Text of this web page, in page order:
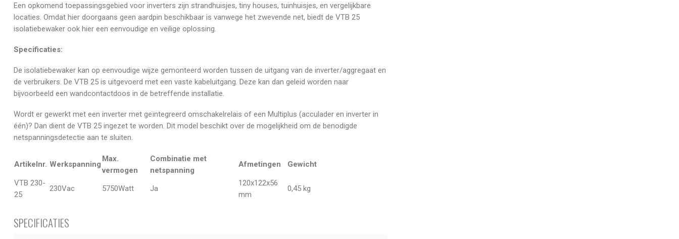
Een opkomend toepassingsgebied voor inverters zijn strandhuisjes, tiny houses, tuinhuisjes, en vergelijkbare
locaties. Omdat hier doorgaans geen aardpin beschikbaar is vanwege het zwevende net, biedt de VTB 25
isolatiebewaker ook hier een eenvoudige en veilige oplossing.
Specificaties:
De isolatiebewaker kan op eenvoudige wijze gemonteerd worden tussen de uitgang van de inverter/aggregaat en
de verbruikers. De VTB 25 is uitgevoerd met een vaste kabeluitgang. Deze kan dan geleid worden naar
bijvoorbeeld een wandcontactdoos in de betreffende installatie.
Wordt er gewerkt met een inverter met geïntegreerd omschakelrelais of een Multiplus (acculader en inverter in
één)? Dan dient de VTB 25 ingezet te worden. Dit model beschikt over de mogelijkheid om de benodigde
netspanningsdetectie aan te sluiten.
Artikelnr. Werkspanning
Max.
vermogen
Combinatie met
netspanning
Afmetingen Gewicht
VTB 230-
25
230Vac 5750Watt Ja
120x122x56
mm
0,45 kg
SPECIFICATIES